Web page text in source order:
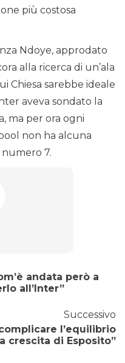
più costosa
Ndoye, approdato
alla ricerca di un’ala
Chiesa sarebbe ideale
aveva sondato la
ma per ora ogni
non ha alcuna
7.
andata però a
all’Inter”
Successivo
l’equilibrio
crescita di Esposito”